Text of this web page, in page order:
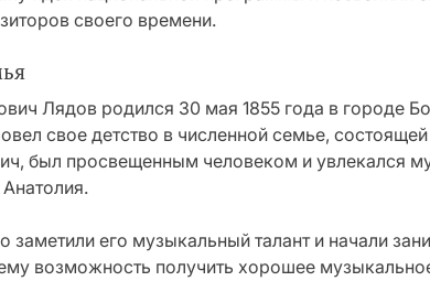
своего времени.
Лядов родился 30 мая 1855 года в городе
свое детство в численной семье,
был просвещенным человеком и увлекался
заметили его музыкальный талант и начали
возможность получить хорошее